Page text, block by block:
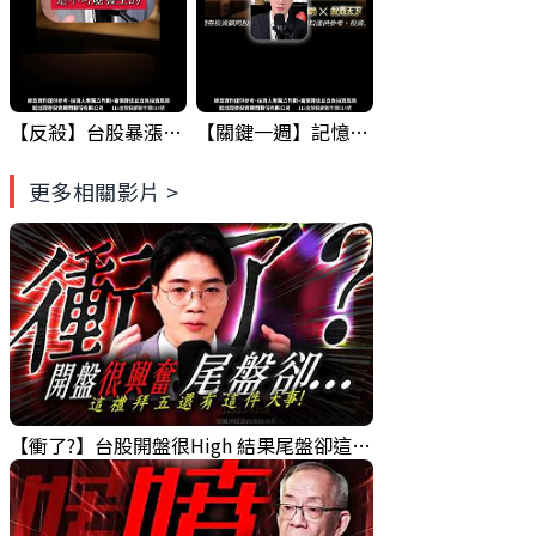
【反殺】台股暴漲8.13%！台積電漲停，清場後行情真的變了？ 【關鍵一週】記憶體財報、科技巨頭、Fed決議！台股本週驗真偽
更多相關影片 >
【衝了?】台股開盤很High 結果尾盤卻這樣... 錢進大趨勢 Mr.智霖 陳 2026/08/05